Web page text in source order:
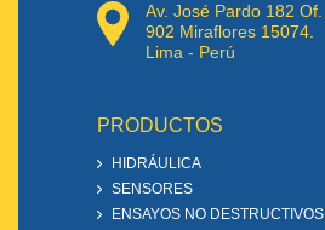
Av. José Pardo 182 Of.
902 Miraflores 15074.
Lima - Perú
PRODUCTOS
HIDRÁULICA
SENSORES
ENSAYOS NO DESTRUCTIVOS